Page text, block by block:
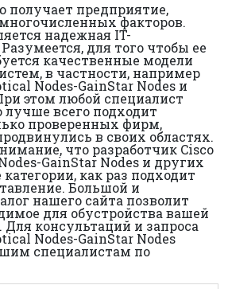
получает предприятие,
факторов.
надежная IT-
для того чтобы ее
качественные модели
в частности, например
Nodes-GainStar Nodes и
этом любой специалист
лучше всего подходит
проверенных фирм,
в своих областях.
что разработчик Cisco
GainStar Nodes и других
как раз подходит
Большой и
нашего сайта позволит
для обустройства вашей
консультаций и запроса
Nodes-GainStar Nodes
специалистам по